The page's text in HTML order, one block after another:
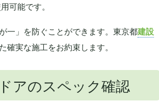
可能です。
一」を防ぐことができます。東京都建設
実な施工をお約束します。
アのスペック確認